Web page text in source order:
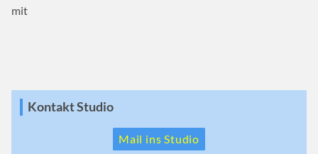
mit
Kontakt Studio
Mail ins Studio